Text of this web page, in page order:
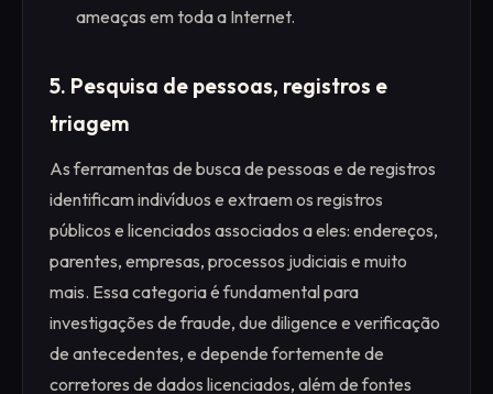
ameaças em toda a Internet.
5. Pesquisa de pessoas, registros e
triagem
As ferramentas de busca de pessoas e de registros
identificam indivíduos e extraem os registros
públicos e licenciados associados a eles: endereços,
parentes, empresas, processos judiciais e muito
mais. Essa categoria é fundamental para
investigações de fraude, due diligence e verificação
de antecedentes, e depende fortemente de
corretores de dados licenciados, além de fontes